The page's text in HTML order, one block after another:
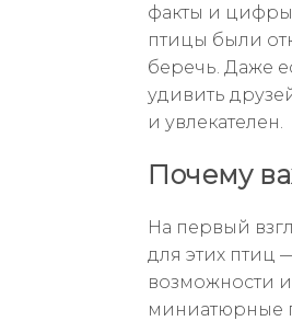
факты и
птицы были
беречь. Даже
удивить
и увлекателен.
Почему
На первый
для этих птиц
возможности
миниатюрные